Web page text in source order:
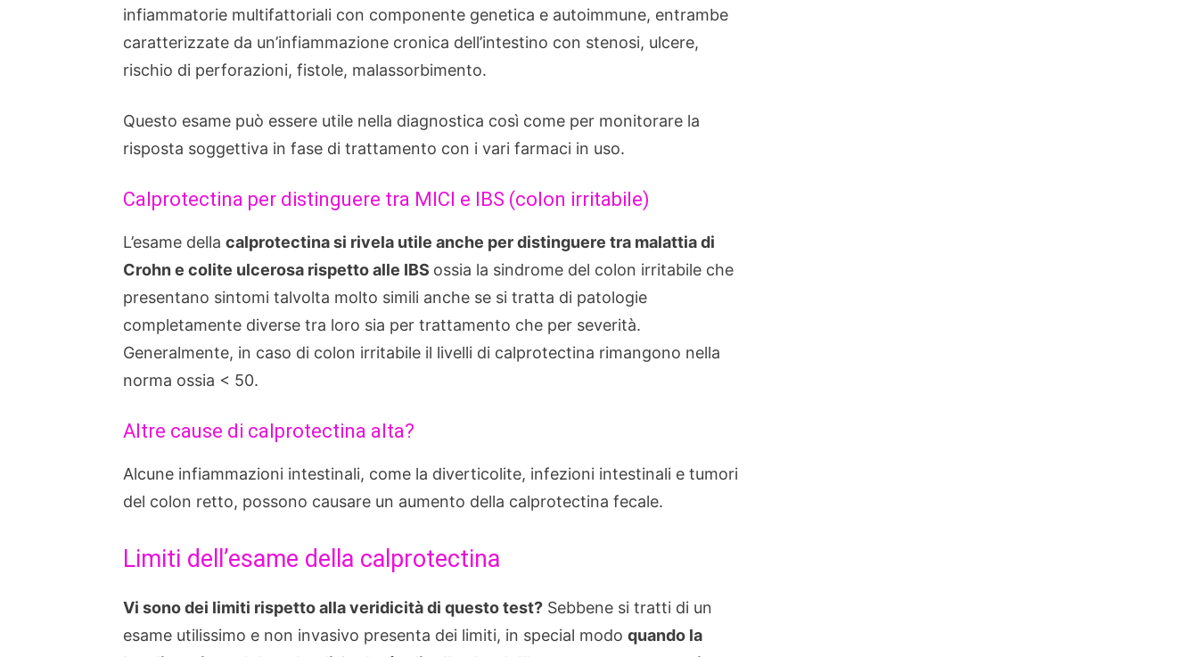
infiammatorie multifattoriali con componente genetica e autoimmune, entrambe
caratterizzate da un’infiammazione cronica dell’intestino con stenosi, ulcere,
rischio di perforazioni, fistole, malassorbimento.
Questo esame può essere utile nella diagnostica così come per monitorare la
risposta soggettiva in fase di trattamento con i vari farmaci in uso.
Calprotectina per distinguere tra MICI e IBS (colon irritabile)
L’esame della calprotectina si rivela utile anche per distinguere tra malattia di
Crohn e colite ulcerosa rispetto alle IBS ossia la sindrome del colon irritabile che
presentano sintomi talvolta molto simili anche se si tratta di patologie
completamente diverse tra loro sia per trattamento che per severità.
Generalmente, in caso di colon irritabile il livelli di calprotectina rimangono nella
norma ossia < 50.
Altre cause di calprotectina alta?
Alcune infiammazioni intestinali, come la diverticolite, infezioni intestinali e tumori
del colon retto, possono causare un aumento della calprotectina fecale.
Limiti dell’esame della calprotectina
Vi sono dei limiti rispetto alla veridicità di questo test? Sebbene si tratti di un
esame utilissimo e non invasivo presenta dei limiti, in special modo quando la